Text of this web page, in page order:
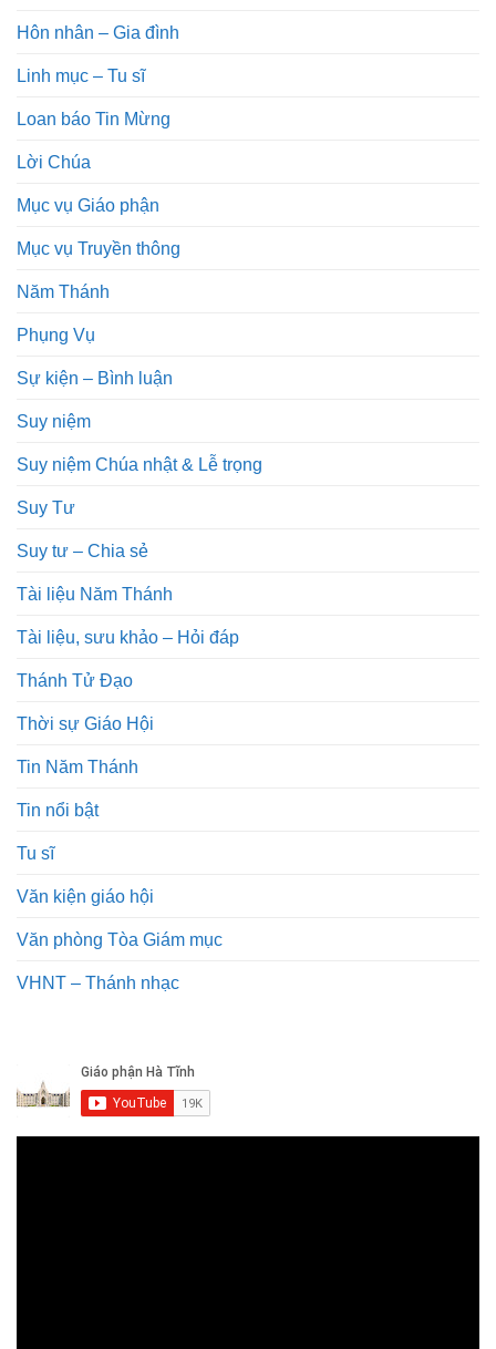
Hôn nhân – Gia đình
Linh mục – Tu sĩ
Loan báo Tin Mừng
Lời Chúa
Mục vụ Giáo phận
Mục vụ Truyền thông
Năm Thánh
Phụng Vụ
Sự kiện – Bình luận
Suy niệm
Suy niệm Chúa nhật & Lễ trọng
Suy Tư
Suy tư – Chia sẻ
Tài liệu Năm Thánh
Tài liệu, sưu khảo – Hỏi đáp
Thánh Tử Đạo
Thời sự Giáo Hội
Tin Năm Thánh
Tin nổi bật
Tu sĩ
Văn kiện giáo hội
Văn phòng Tòa Giám mục
VHNT – Thánh nhạc